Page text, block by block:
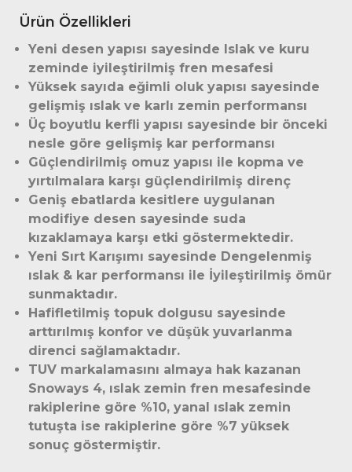
Ürün Özellikleri
Yeni desen yapısı sayesinde Islak ve kuru
zeminde iyileştirilmiş fren mesafesi
Yüksek sayıda eğimli oluk yapısı sayesinde
gelişmiş ıslak ve karlı zemin performansı
Üç boyutlu kerfli yapısı sayesinde bir önceki
nesle göre gelişmiş kar performansı
Güçlendirilmiş omuz yapısı ile kopma ve
yırtılmalara karşı güçlendirilmiş direnç
Geniş ebatlarda kesitlere uygulanan
modifiye desen sayesinde suda
kızaklamaya karşı etki göstermektedir.
Yeni Sırt Karışımı sayesinde Dengelenmiş
ıslak & kar performansı ile İyileştirilmiş ömür
sunmaktadır.
Hafifletilmiş topuk dolgusu sayesinde
arttırılmış konfor ve düşük yuvarlanma
direnci sağlamaktadır.
TUV markalamasını almaya hak kazanan
Snoways 4, ıslak zemin fren mesafesinde
rakiplerine göre %10, yanal ıslak zemin
tutuşta ise rakiplerine göre %7 yüksek
sonuç göstermiştir.